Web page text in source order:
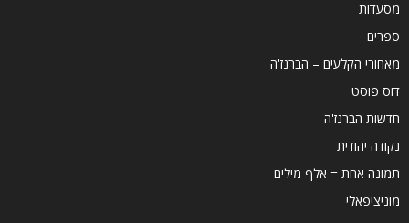
מסעדות
ספרים
מאחורי הקלעים – הברנז'ה
דוס פוסט
חדשות הברנז'ה
נקודה יהודית
תמונה אחת = אלף מילים
מוניציפאלי